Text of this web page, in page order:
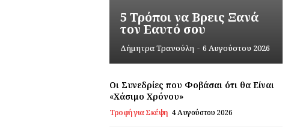
5 Τρόποι να Βρεις Ξανά
τον Εαυτό σου
Δήμητρα Τρανούλη - 6 Αυγούστου 2026
Οι Συνεδρίες που Φοβάσαι ότι θα Είναι
«Χάσιμο Χρόνου»
Τροφή για Σκέψη 4 Αυγούστου 2026